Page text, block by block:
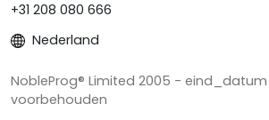
+31 208 080 666
Nederland
NobleProg® Limited 2005 -
voorbehouden